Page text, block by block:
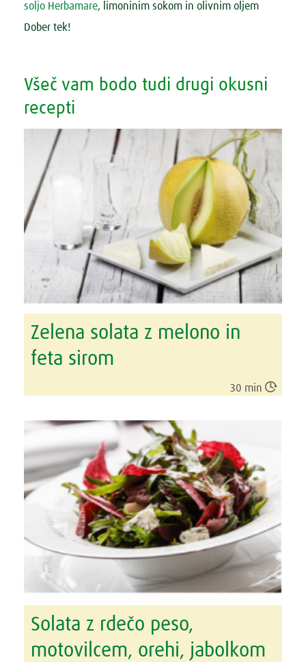
soljo Herbamare, limoninim sokom in olivnim oljem
Dober tek!
Všeč vam bodo tudi drugi okusni
recepti
Zelena solata z melono in
feta sirom
30 min 
Solata z rdečo peso,
motovilcem, orehi, jabolkom